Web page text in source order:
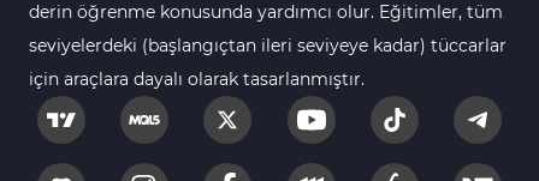
derin öğrenme konusunda yardımcı olur. Eğitimler, tüm
seviyelerdeki (başlangıçtan ileri seviyeye kadar) tüccarlar
için araçlara dayalı olarak tasarlanmıştır.